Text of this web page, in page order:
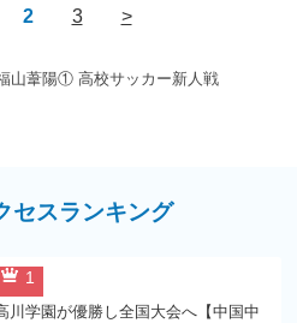
山葦陽① 高校サッカー新人戦
2 3 >
セスランキング
1
川学園が優勝し全国大会へ【中国中